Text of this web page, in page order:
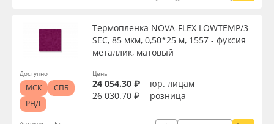
Термопленка NOVA-FLEX LOWTEMP/3
SEC, 85 мкм, 0,50*25 м, 1557 - фуксия
металлик, матовый
Цены
24 054.30 ₽
юр. лицам
26 030.70 ₽
розница
Доступно
МСК
СПБ
РНД